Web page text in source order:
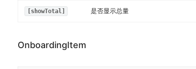
[showTotal] 是否显示总量
OnboardingItem